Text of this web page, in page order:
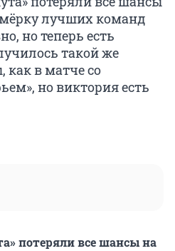
лучших команд
но теперь есть
такой же
как в матче со
но виктория есть
потеряли все шансы на